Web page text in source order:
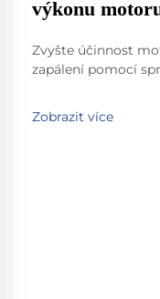
výkonu
Zvyšte účinnost
zapálení pomocí
originálními (OEM)
přizpůsobení cívek
Zobrazit více